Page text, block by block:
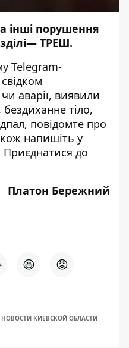
інші порушення
ТРЕШ.
Telegram-
аварії, виявили
тіло,
повідомте про
напишіть у
до
Платон Бережний
😆 😡
НОВОСТИ КИЕВСКОЙ ОБЛАСТИ